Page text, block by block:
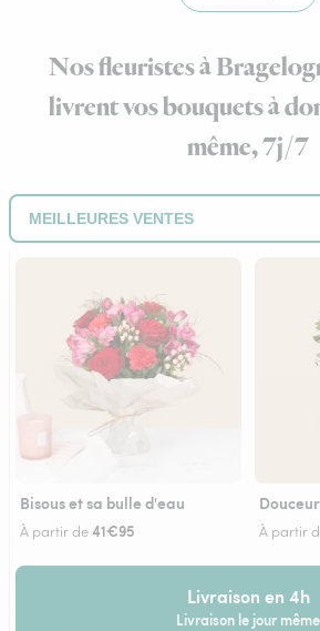
Nos fleuristes à
livrent vos bouquets à
même, 7j/7
Bisous et sa bulle d'eau
À partir de41€95
Douceur
À partir
Livraison en 4h
Livraison le jour même